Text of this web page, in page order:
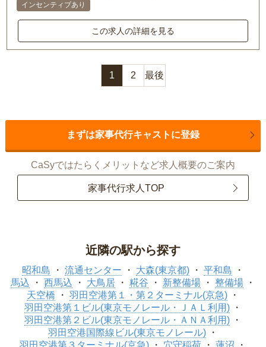
インセンティブあり
この求人の詳細を見る
1 2 最後
まずは家事代行キャストに登録
CaSyではたらくメリットなど求人概要のご案内
家事代行求人TOP
近隣の駅から探す
昭和島 流通センター 大森(東京都)
平和島
馬込
西馬込 大鳥居 糀谷 新整備場
整備場
天空橋
羽田空港第１・第２ターミナル(京急)
羽田空港第１ビル(東京モノレール・ＪＡＬ利用)
羽田空港第２ビル(東京モノレール・ＡＮＡ利用)
羽田空港国際線ビル(東京モノレール)